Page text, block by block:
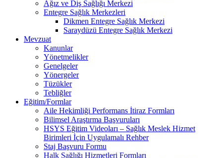
Ağız ve Diş Sağlığı Merkezi
Entegre Sağlık Merkezleri
Dikmen Entegre Sağlık Merkezi
Saraydüzü Entegre Sağlık Merkezi
Mevzuat
Kanunlar
Yönetmelikler
Genelgeler
Yönergeler
Tüzükler
Tebliğler
Eğitim/Formlar
Aile Hekimliği Performans İtiraz Formları
Bilimsel Araştırma Başvuruları
HSYS Eğitim Videoları – Sağlık Meslek Hizmet
Birimleri İçin Uygulamalı Rehber
Staj Başvuru Formu
Halk Sağlığı Hizmetleri Formları